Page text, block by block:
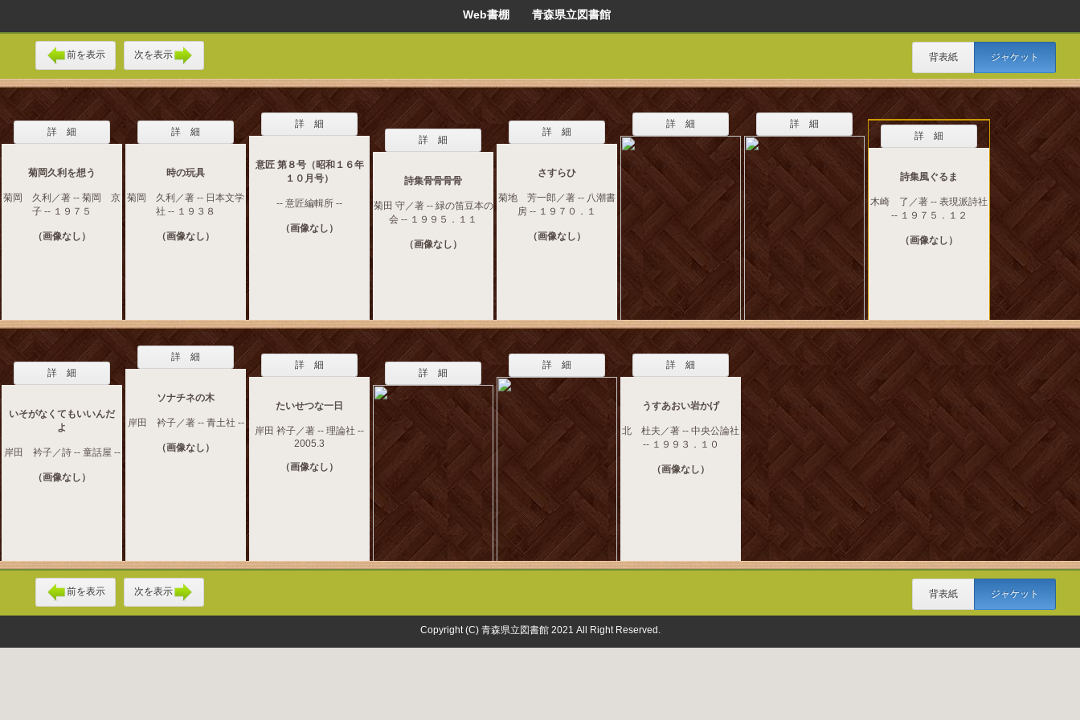
Web書棚 青森県立図書館
前を表示 次を表示 背表紙 ジャケット
詳 細
菊岡久利を想う
菊岡 久利／著 -- 菊岡 京
子 -- １９７５
（画像なし）
詳 細
時の玩具
菊岡 久利／著 -- 日本文学
社 -- １９３８
（画像なし）
詳 細
意匠 第８号（昭和１６年
１０月号）
-- 意匠編輯所 --
（画像なし）
詳 細
詩集骨骨骨骨
菊田 守／著 -- 緑の笛豆本の
会 -- １９９５．１１
（画像なし）
詳 細
さすらひ
菊地 芳一郎／著 -- 八潮書
房 -- １９７０．１
（画像なし）
詳 細
詳 細
詳 細
詩集風ぐるま
木崎 了／著 -- 表現派詩社
-- １９７５．１２
（画像なし）
詳 細
いそがなくてもいいんだ
よ
岸田 衿子／詩 -- 童話屋 --
（画像なし）
詳 細
ソナチネの木
岸田 衿子／著 -- 青土社 --
（画像なし）
詳 細
たいせつな一日
岸田 衿子／著 -- 理論社 --
2005.3
（画像なし）
詳 細
詳 細 詳 細
うすあおい岩かげ
北 杜夫／著 -- 中央公論社
-- １９９３．１０
（画像なし）
前を表示 次を表示 背表紙 ジャケット
Copyright (C) 青森県立図書館 2021 All Right Reserved.